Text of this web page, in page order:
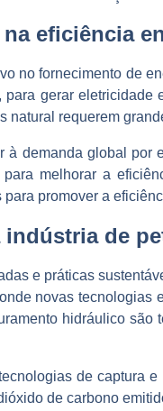
eficiência
no fornecimento de
gerar
requerem
demanda global
melhorar a
promover a
de
e práticas
novas
hidráulico
de captura
de carbono